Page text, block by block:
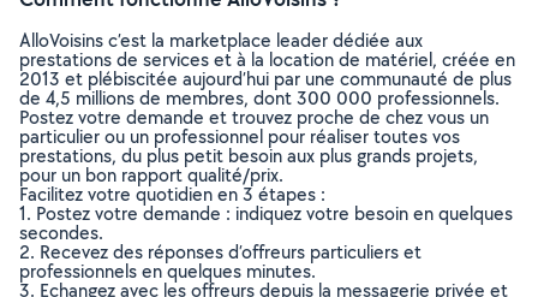
AlloVoisins c’est la marketplace leader dédiée aux
prestations de services et à la location de matériel, créée en
2013 et plébiscitée aujourd’hui par une communauté de plus
de 4,5 millions de membres, dont 300 000 professionnels.
Postez votre demande et trouvez proche de chez vous un
particulier ou un professionnel pour réaliser toutes vos
prestations, du plus petit besoin aux plus grands projets,
pour un bon rapport qualité/prix.
Facilitez votre quotidien en 3 étapes :
1. Postez votre demande : indiquez votre besoin en quelques
secondes.
2. Recevez des réponses d’offreurs particuliers et
professionnels en quelques minutes.
3. Echangez avec les offreurs depuis la messagerie privée et